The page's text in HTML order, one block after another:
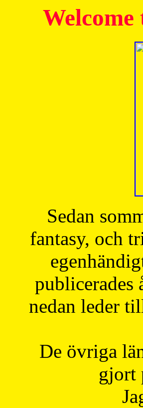
Sedan
fantasy, och
publicerades
nedan leder
De övriga
gjort